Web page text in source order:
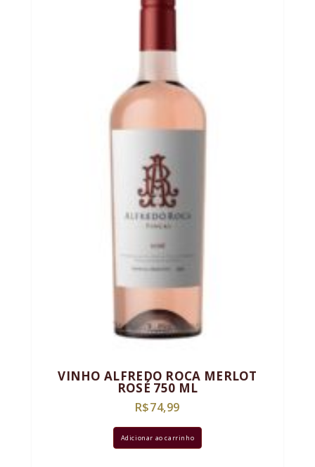
VINHO ALFREDO ROCA MERLOT
ROSÉ 750 ML
R$74,99
Adicionar ao carrinho